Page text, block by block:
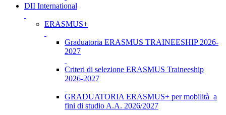
DII International
ERASMUS+
Graduatoria ERASMUS TRAINEESHIP 2026-
2027
Criteri di selezione ERASMUS Traineeship
2026-2027
GRADUATORIA ERASMUS+ per mobilità a
fini di studio A.A. 2026/2027